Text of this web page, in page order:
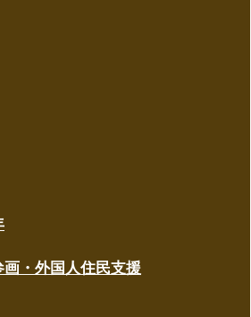
画・外国人住民支援